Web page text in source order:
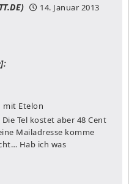
14. Januar 2013
mit Etelon
Tel kostet aber 48 Cent
Mailadresse komme
Hab ich was